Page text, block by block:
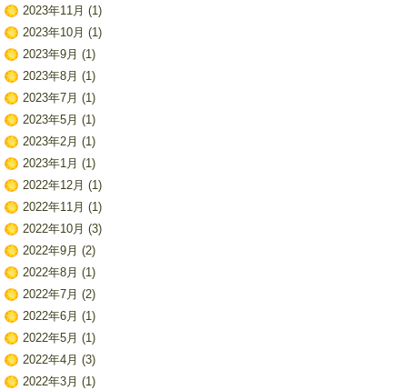
2023年11月 (1)
2023年10月 (1)
2023年9月 (1)
2023年8月 (1)
2023年7月 (1)
2023年5月 (1)
2023年2月 (1)
2023年1月 (1)
2022年12月 (1)
2022年11月 (1)
2022年10月 (3)
2022年9月 (2)
2022年8月 (1)
2022年7月 (2)
2022年6月 (1)
2022年5月 (1)
2022年4月 (3)
2022年3月 (1)